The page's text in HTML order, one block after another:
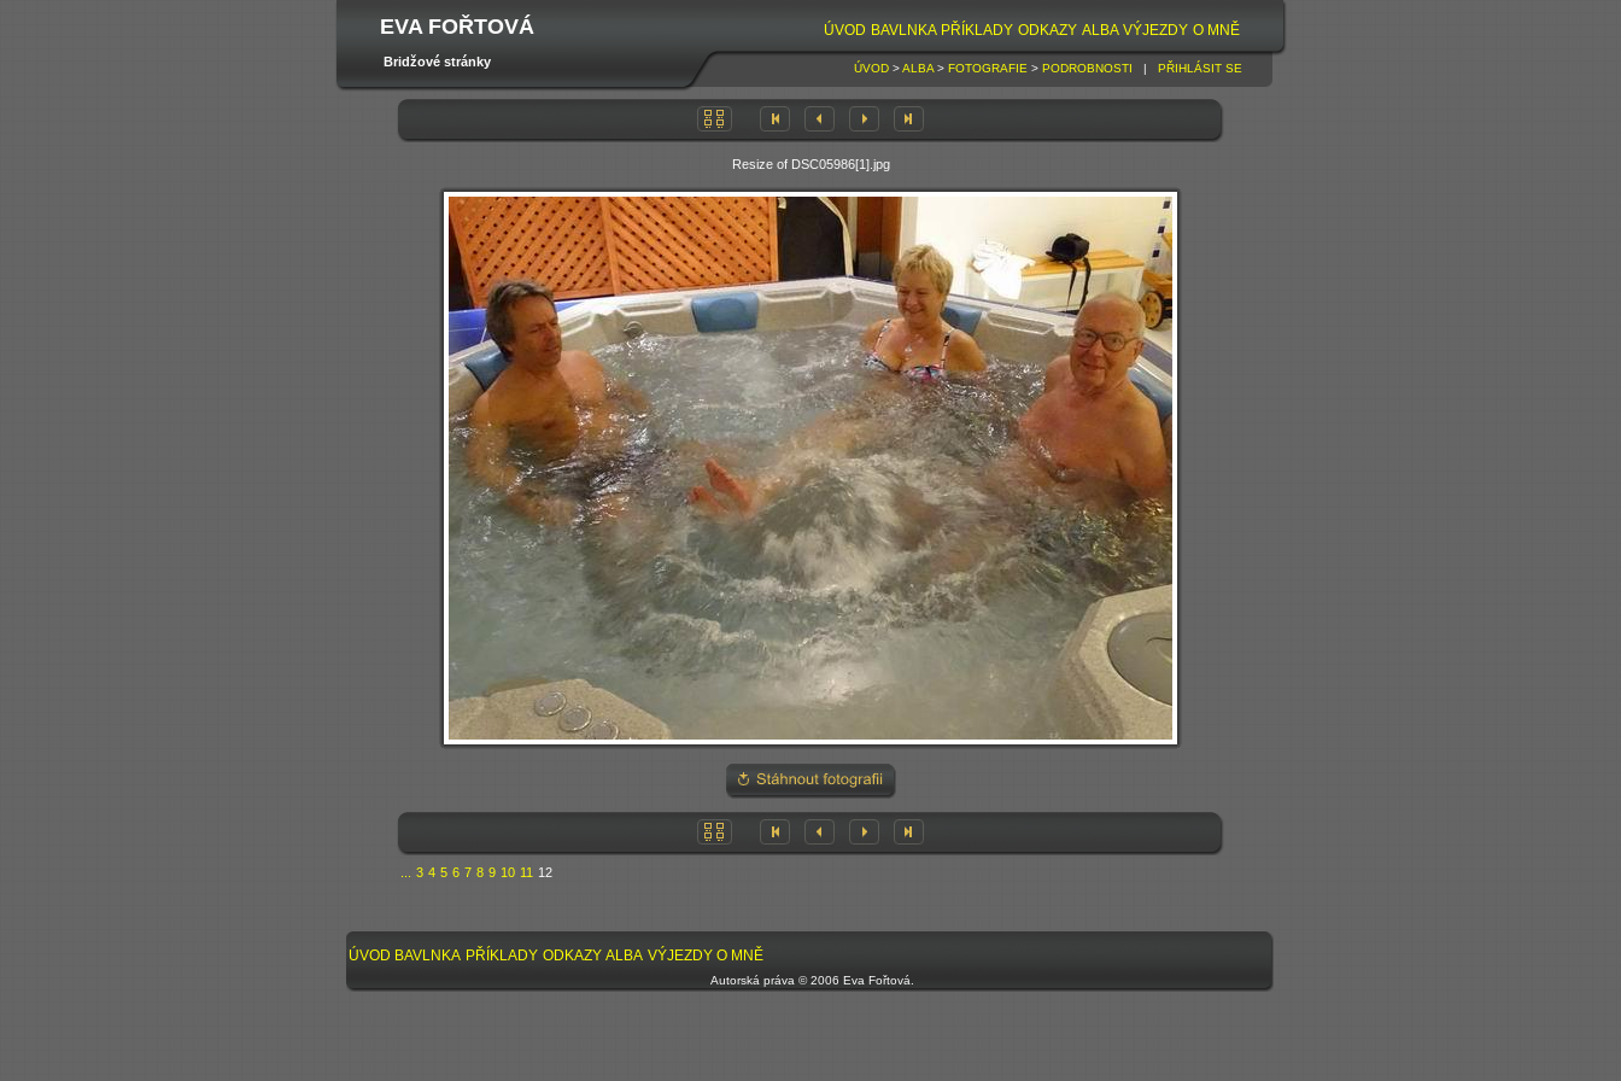
EVA FOŘTOVÁ
Bridžové stránky
ÚVOD BAVLNKA PŘÍKLADY ODKAZY ALBA VÝJEZDY O MNĚ
ÚVOD>ALBA> FOTOGRAFIE > PODROBNOSTI | PŘIHLÁSIT SE
Resize of DSC05986[1].jpg
3 4 5 6 7 8 9 10 11 12
ÚVOD BAVLNKA PŘÍKLADY ODKAZY ALBA VÝJEZDY O MNĚ
Autorská práva © 2006 Eva Fořtová.